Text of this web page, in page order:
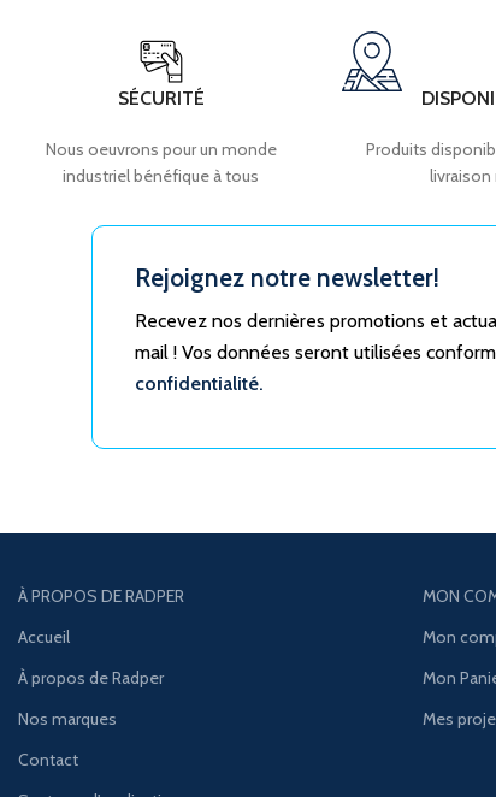
SÉCURITÉ
Nous oeuvrons pour un monde
industriel bénéfique à tous
Produits
livraison
Rejoignez notre newsletter!
Recevez nos dernières promotions et
mail ! Vos données seront utilisées
confidentialité.
À PROPOS DE RADPER
Accueil
À propos de Radper
Nos marques
Contact
MON
Mon
Mon
Mes